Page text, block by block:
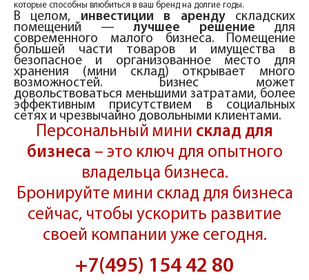
которые способны влюбиться в ваш бренд на долгие годы.
В целом, инвестиции в арендускладских
помещений — лучшее решение для
современного малого бизнеса. Помещение
большей части товаров и имущества в
безопасное и организованное место для
хранения (мини склад) открывает много
возможностей. Бизнес может
довольствоваться меньшими затратами, более
эффективным присутствием в социальных
сетях и чрезвычайно довольными клиентами.
Персональный мини склад для
бизнеса – это ключ для опытного
владельца бизнеса.
Бронируйте мини склад для бизнеса
сейчас, чтобы ускорить развитие
своей компании уже сегодня.
+7(495) 154 42 80